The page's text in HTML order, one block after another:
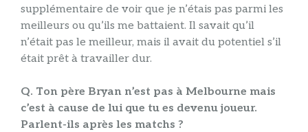
supplémentaire de voir que je n’étais pas parmi les
meilleurs ou qu’ils me battaient. Il savait qu’il
n’était pas le meilleur, mais il avait du potentiel s’il
était prêt à travailler dur.
Q. Ton père Bryan n’est pas à Melbourne mais
c’est à cause de lui que tu es devenu joueur.
Parlent-ils après les matchs ?